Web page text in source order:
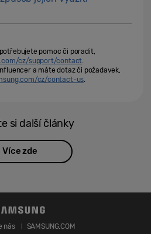
pomoc či poradit,
cz/support/contact
a máte dotaz či požadavek,
cz/contact-us
si další články
Více zde
nás SAMSUNG.COM